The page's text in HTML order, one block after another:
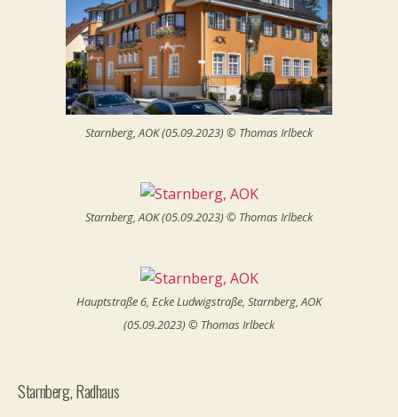
Starnberg, AOK (05.09.2023) © Thomas Irlbeck
Starnberg, AOK (05.09.2023) © Thomas Irlbeck
Hauptstraße 6, Ecke Ludwigstraße, Starnberg, AOK
(05.09.2023) © Thomas Irlbeck
Starnberg, Radhaus